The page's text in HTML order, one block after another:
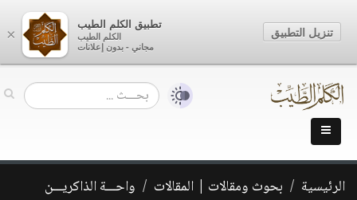
الرئيسية بحوث ومقالات | المقالات
واحـــة الذاكريـــن
×
تطبيق الكلم الطيب
الكلم الطيب
مجاني - بدون إعلانات
تنزيل التطبيق